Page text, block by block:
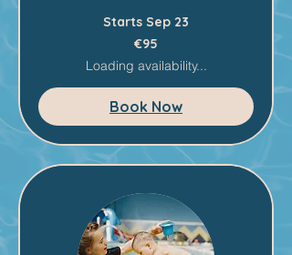
Starts Sep 23
€95
Loading availability...
Book Now